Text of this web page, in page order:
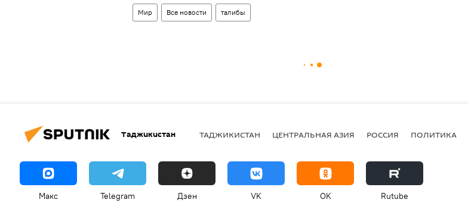
Мир Все новости талибы
Таджикистан ТАДЖИКИСТАН ЦЕНТРАЛЬНАЯ АЗИЯ РОССИЯ ПОЛИТИКА
Макс Telegram Дзен VK OK Rutube